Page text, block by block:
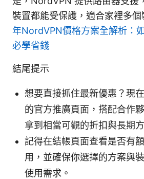
裝置都能受保護，適合家裡多個
年NordVPN價格方案全解析：
必學省錢
結尾提示
想要直接抓住最新優惠？現
的官方推廣頁面，搭配合作
拿到相當可觀的折扣與長期
記得在結帳頁面查看是否有
用，並確保你選擇的方案與
使用需求。